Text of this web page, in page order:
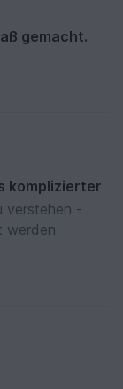
gemacht.
komplizierter
verstehen -
werden